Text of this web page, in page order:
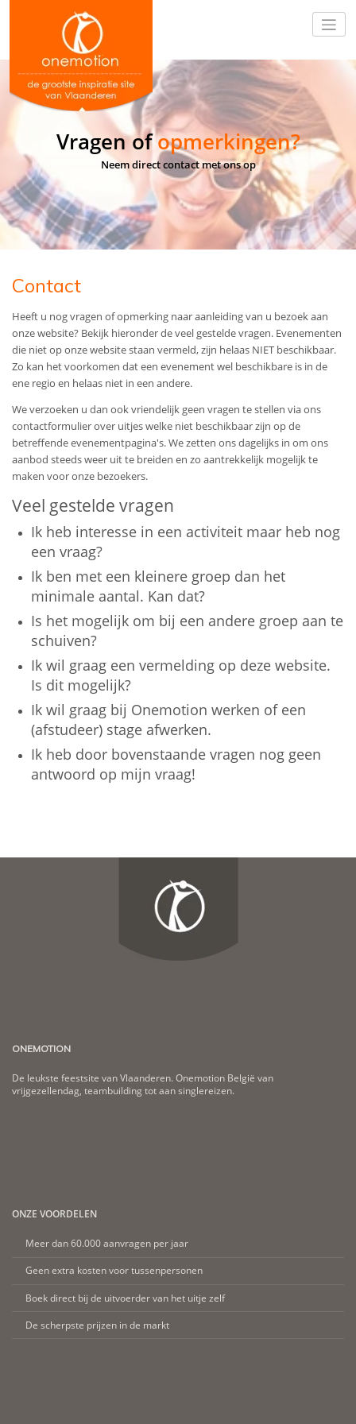
Vragen ofopmerkingen?
Neem direct contact met ons op
Contact
Heeft u nog vragen of opmerking naar aanleiding van u bezoek aan
onze website? Bekijk hieronder de veel gestelde vragen. Evenementen
die niet op onze website staan vermeld, zijn helaas NIET beschikbaar.
Zo kan het voorkomen dat een evenement wel beschikbare is in de
ene regio en helaas niet in een andere.
We verzoeken u dan ook vriendelijk geen vragen te stellen via ons
contactformulier over uitjes welke niet beschikbaar zijn op de
betreffende evenementpagina's. We zetten ons dagelijks in om ons
aanbod steeds weer uit te breiden en zo aantrekkelijk mogelijk te
maken voor onze bezoekers.
Veel gestelde vragen
Ik heb interesse in een activiteit maar heb nog
een vraag?
Ik ben met een kleinere groep dan het
minimale aantal. Kan dat?
Is het mogelijk om bij een andere groep aan te
schuiven?
Ik wil graag een vermelding op deze website.
Is dit mogelijk?
Ik wil graag bij Onemotion werken of een
(afstudeer) stage afwerken.
Ik heb door bovenstaande vragen nog geen
antwoord op mijn vraag!
ONEMOTION
De leukste feestsite van Vlaanderen. Onemotion België van
vrijgezellendag, teambuilding tot aan singlereizen.
ONZE VOORDELEN
Meer dan 60.000 aanvragen per jaar
Geen extra kosten voor tussenpersonen
Boek direct bij de uitvoerder van het uitje zelf
De scherpste prijzen in de markt